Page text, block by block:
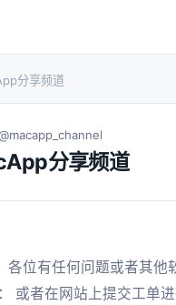
分享频道
分享频道
或者在网站上提交工单